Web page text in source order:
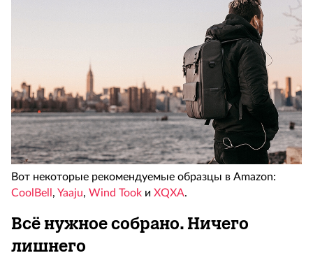
Вот некоторые рекомендуемые образцы в Amazon:
CoolBell , Yaaju, Wind Took и XQXA.
Всё нужное собрано. Ничего
лишнего